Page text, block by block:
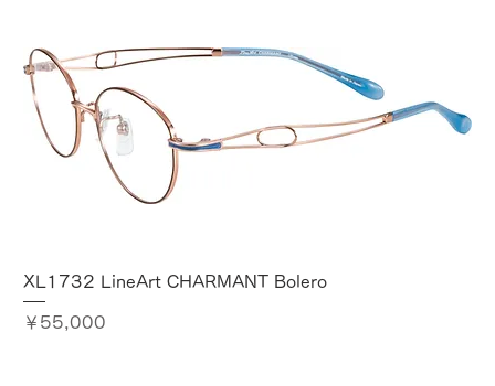
XL1732 LineArt CHARMANT Bolero
価格
￥55,000